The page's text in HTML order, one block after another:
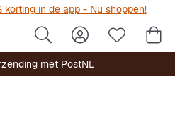
in de app - Nu shoppen!
met PostNL